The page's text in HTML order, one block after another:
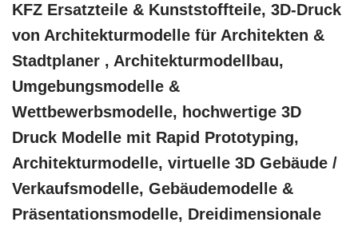
KFZ Ersatzteile & Kunststoffteile, 3D-Druck
von Architekturmodelle für Architekten &
Stadtplaner , Architekturmodellbau,
Umgebungsmodelle &
Wettbewerbsmodelle, hochwertige 3D
Druck Modelle mit Rapid Prototyping,
Architekturmodelle, virtuelle 3D Gebäude /
Verkaufsmodelle, Gebäudemodelle &
Präsentationsmodelle, Dreidimensionale